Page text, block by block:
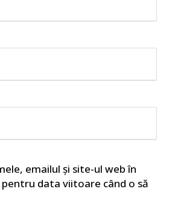
emailul și site-ul web în
data viitoare când o să